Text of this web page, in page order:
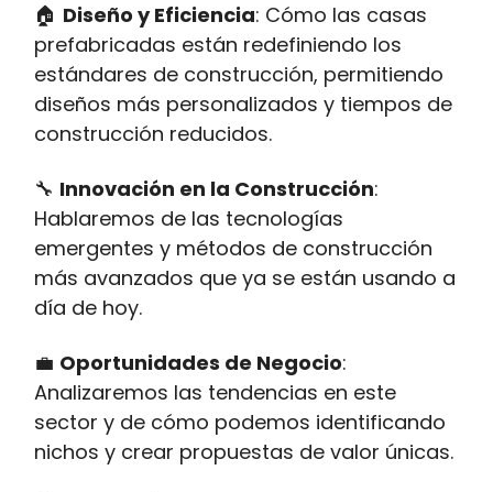
🏠 Diseño y Eficiencia: Cómo las casas
prefabricadas están redefiniendo los
estándares de construcción, permitiendo
diseños más personalizados y tiempos de
construcción reducidos.
🔧 Innovación en la Construcción:
Hablaremos de las tecnologías
emergentes y métodos de construcción
más avanzados que ya se están usando a
día de hoy.
💼 Oportunidades de Negocio:
Analizaremos las tendencias en este
sector y de cómo podemos identificando
nichos y crear propuestas de valor únicas.